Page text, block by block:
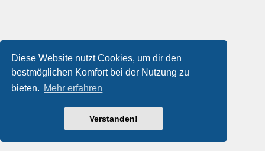
Diese Website nutzt Cookies, um dir den
bestmöglichen Komfort bei der Nutzung zu
bieten. Mehr erfahren
Verstanden!